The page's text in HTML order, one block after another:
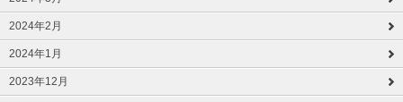
2024年2月
2024年1月
2023年12月